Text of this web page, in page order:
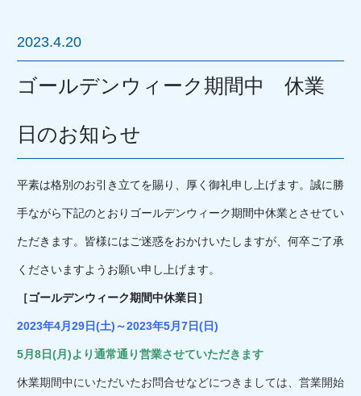
2023.4.20
ゴールデンウィーク期間中 休業
日のお知らせ
平素は格別のお引き立てを賜り、厚く御礼申し上げます。誠に勝
手ながら下記のとおりゴールデンウィーク期間中休業とさせてい
ただきます。皆様にはご迷惑をおかけいたしますが、何卒ご了承
くださいますようお願い申し上げます。
［ゴールデンウィーク期間中休業日］
2023年4月29日(土)～2023年5月7日(日)
5月8日(月)より通常通り営業させていただきます
休業期間中にいただいたお問合せなどにつきましては、営業開始